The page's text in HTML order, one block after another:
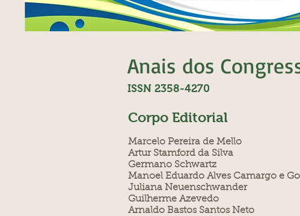
Anais dos
ISSN 2358-4270
Corpo Editorial
Marcelo Pereira de Mello
Artur Stamford da Silva
Germano Schwartz
Manoel Eduardo Alves Camargo e
Juliana Neuenschwander
Guilherme Azevedo
Arnaldo Bastos Santos Neto